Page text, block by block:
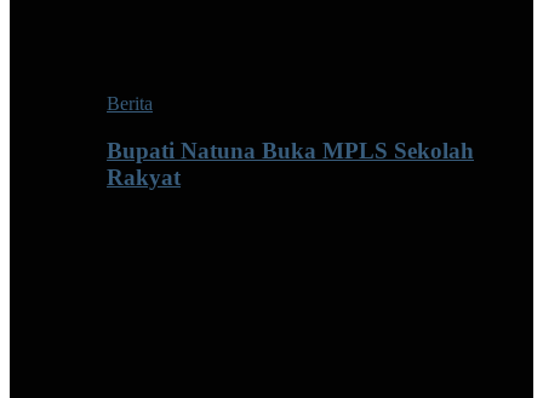
Berita
Bupati Natuna Buka MPLS Sekolah
Rakyat